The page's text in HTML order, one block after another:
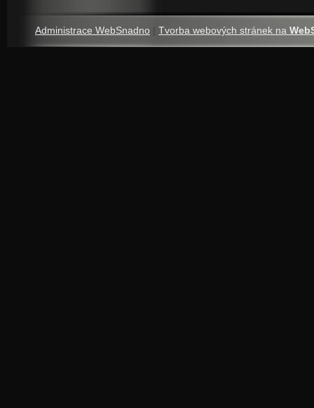
Administrace WebSnadno | Tvorba webových stránek na